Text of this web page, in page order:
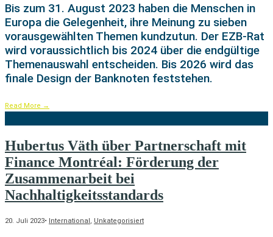
Bis zum 31. August 2023 haben die Menschen in
Europa die Gelegenheit, ihre Meinung zu sieben
vorausgewählten Themen kundzutun. Der EZB-Rat
wird voraussichtlich bis 2024 über die endgültige
Themenauswahl entscheiden. Bis 2026 wird das
finale Design der Banknoten feststehen.
Read More →
Hubertus Väth über Partnerschaft mit
Finance Montréal: Förderung der
Zusammenarbeit bei
Nachhaltigkeitsstandards
20. Juli 2023• International, Unkategorisiert